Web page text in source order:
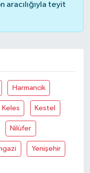
aracılığıyla teyit
Harmancik
Keles Kestel
Nilüfer
Yenişehir